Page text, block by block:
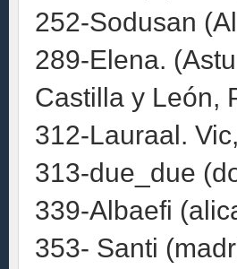
252-Sodusan
289-Elena.
Castilla y León,
312-Lauraal.
313-due_due
339-Albaefi
353- Santi